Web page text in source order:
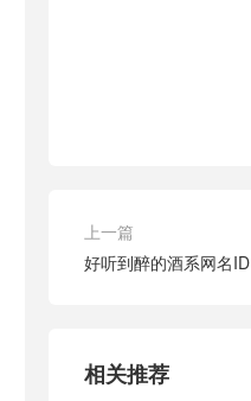
上一篇
好听到醉的酒系网名ID
相关推荐